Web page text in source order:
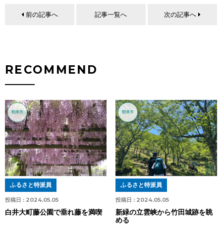
前の記事へ 記事一覧へ 次の記事へ
RECOMMEND
朝来市
投稿日 : 2024.05.05
ふるさと特派員
白井大町藤公園で垂れ藤を満喫
朝来市
投稿日 : 2024.05.05
ふるさと特派員
新緑の立雲峡から竹田城跡を眺
める